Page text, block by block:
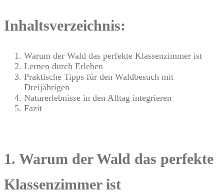
Inhaltsverzeichnis:
Warum der Wald das perfekte Klassenzimmer ist
Lernen durch Erleben
Praktische Tipps für den Waldbesuch mit
Dreijährigen
Naturerlebnisse in den Alltag integrieren
Fazit
1. Warum der Wald das perfekte
Klassenzimmer ist